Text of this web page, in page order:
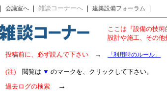
会議室へ ｜ 雑談コーナーへ ｜ 建築設備フォーラム ｜
ここは『設備の技術
設計や施工、その
投稿前に、必ず読んで下さい → 「利用時のルール」
(注) 閲覧は ▼ のマークを、クリックして下さい。
過去ログの検索 →